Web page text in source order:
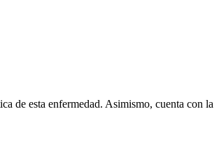
de esta enfermedad. Asimismo, cuenta con la